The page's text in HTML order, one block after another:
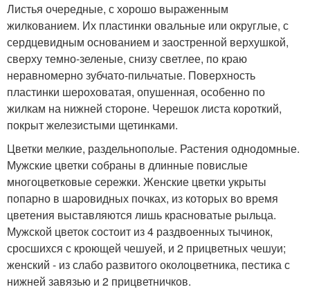
Листья очередные, с хорошо выраженным
жилкованием. Их пластинки овальные или округлые, с
сердцевидным основанием и заостренной верхушкой,
сверху темно-зеленые, снизу светлее, по краю
неравномерно зубчато-пильчатые. Поверхность
пластинки шероховатая, опушенная, особенно по
жилкам на нижней стороне. Черешок листа короткий,
покрыт железистыми щетинками.
Цветки мелкие, раздельнополые. Растения однодомные.
Мужские цветки собраны в длинные повислые
многоцветковые сережки. Женские цветки укрыты
попарно в шаровидных почках, из которых во время
цветения выставляются лишь красноватые рыльца.
Мужской цветок состоит из 4 раздвоенных тычинок,
сросшихся с кроющей чешуей, и 2 прицветных чешуи;
женский - из слабо развитого околоцветника, пестика с
нижней завязью и 2 прицветничков.